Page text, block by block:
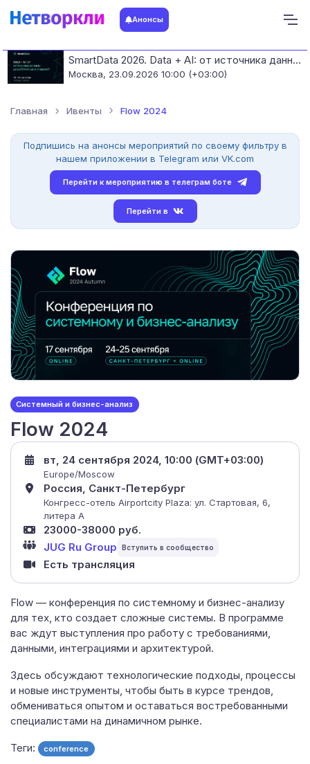
Анонсы
SmartData 2026. Data + AI: от источника данных до работающих моделей
Москва, 23.09.2026 10:00 (+03:00)
Главная Ивенты Flow 2024
Подпишись на анонсы мероприятий по своему фильтру в
нашем приложении в Telegram или VK.com
Перейти к мероприятию в телеграм боте
Перейти в
Системный и бизнес-анализ
Flow 2024
Flow — конференция по системному и бизнес-анализу
для тех, кто создает сложные системы. В программе
вас ждут выступления про работу с требованиями,
данными, интеграциями и архитектурой.
Здесь обсуждают технологические подходы, процессы
и новые инструменты, чтобы быть в курсе трендов,
обмениваться опытом и оставаться востребованными
специалистами на динамичном рынке.
Теги: conference
вт, 24 сентября 2024, 10:00 (GMT+03:00)
Europe/Moscow
Россия, Санкт-Петербург
Конгресс-отель Airportcity Plaza: ул. Стартовая, 6,
литера А
23000-38000 руб.
JUG Ru Group
Есть трансляция